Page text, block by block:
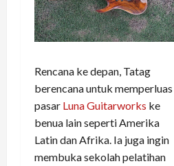
Rencana ke depan, Tatag
berencana untuk memperluas
pasar Luna Guitarworks ke
benua lain seperti Amerika
Latin dan Afrika. Ia juga ingin
membuka sekolah pelatihan